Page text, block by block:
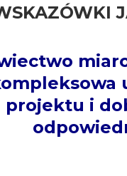
projektu i